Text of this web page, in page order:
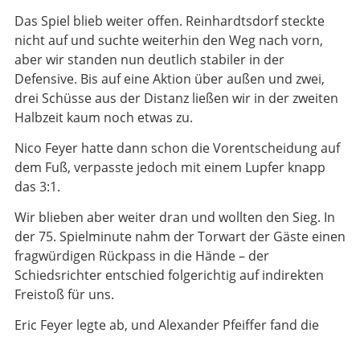
Das Spiel blieb weiter offen. Reinhardtsdorf steckte
nicht auf und suchte weiterhin den Weg nach vorn,
aber wir standen nun deutlich stabiler in der
Defensive. Bis auf eine Aktion über außen und zwei,
drei Schüsse aus der Distanz ließen wir in der zweiten
Halbzeit kaum noch etwas zu.
Nico Feyer hatte dann schon die Vorentscheidung auf
dem Fuß, verpasste jedoch mit einem Lupfer knapp
das 3:1.
Wir blieben aber weiter dran und wollten den Sieg. In
der 75. Spielminute nahm der Torwart der Gäste einen
fragwürdigen Rückpass in die Hände – der
Schiedsrichter entschied folgerichtig auf indirekten
Freistoß für uns.
Eric Feyer legte ab, und Alexander Pfeiffer fand die